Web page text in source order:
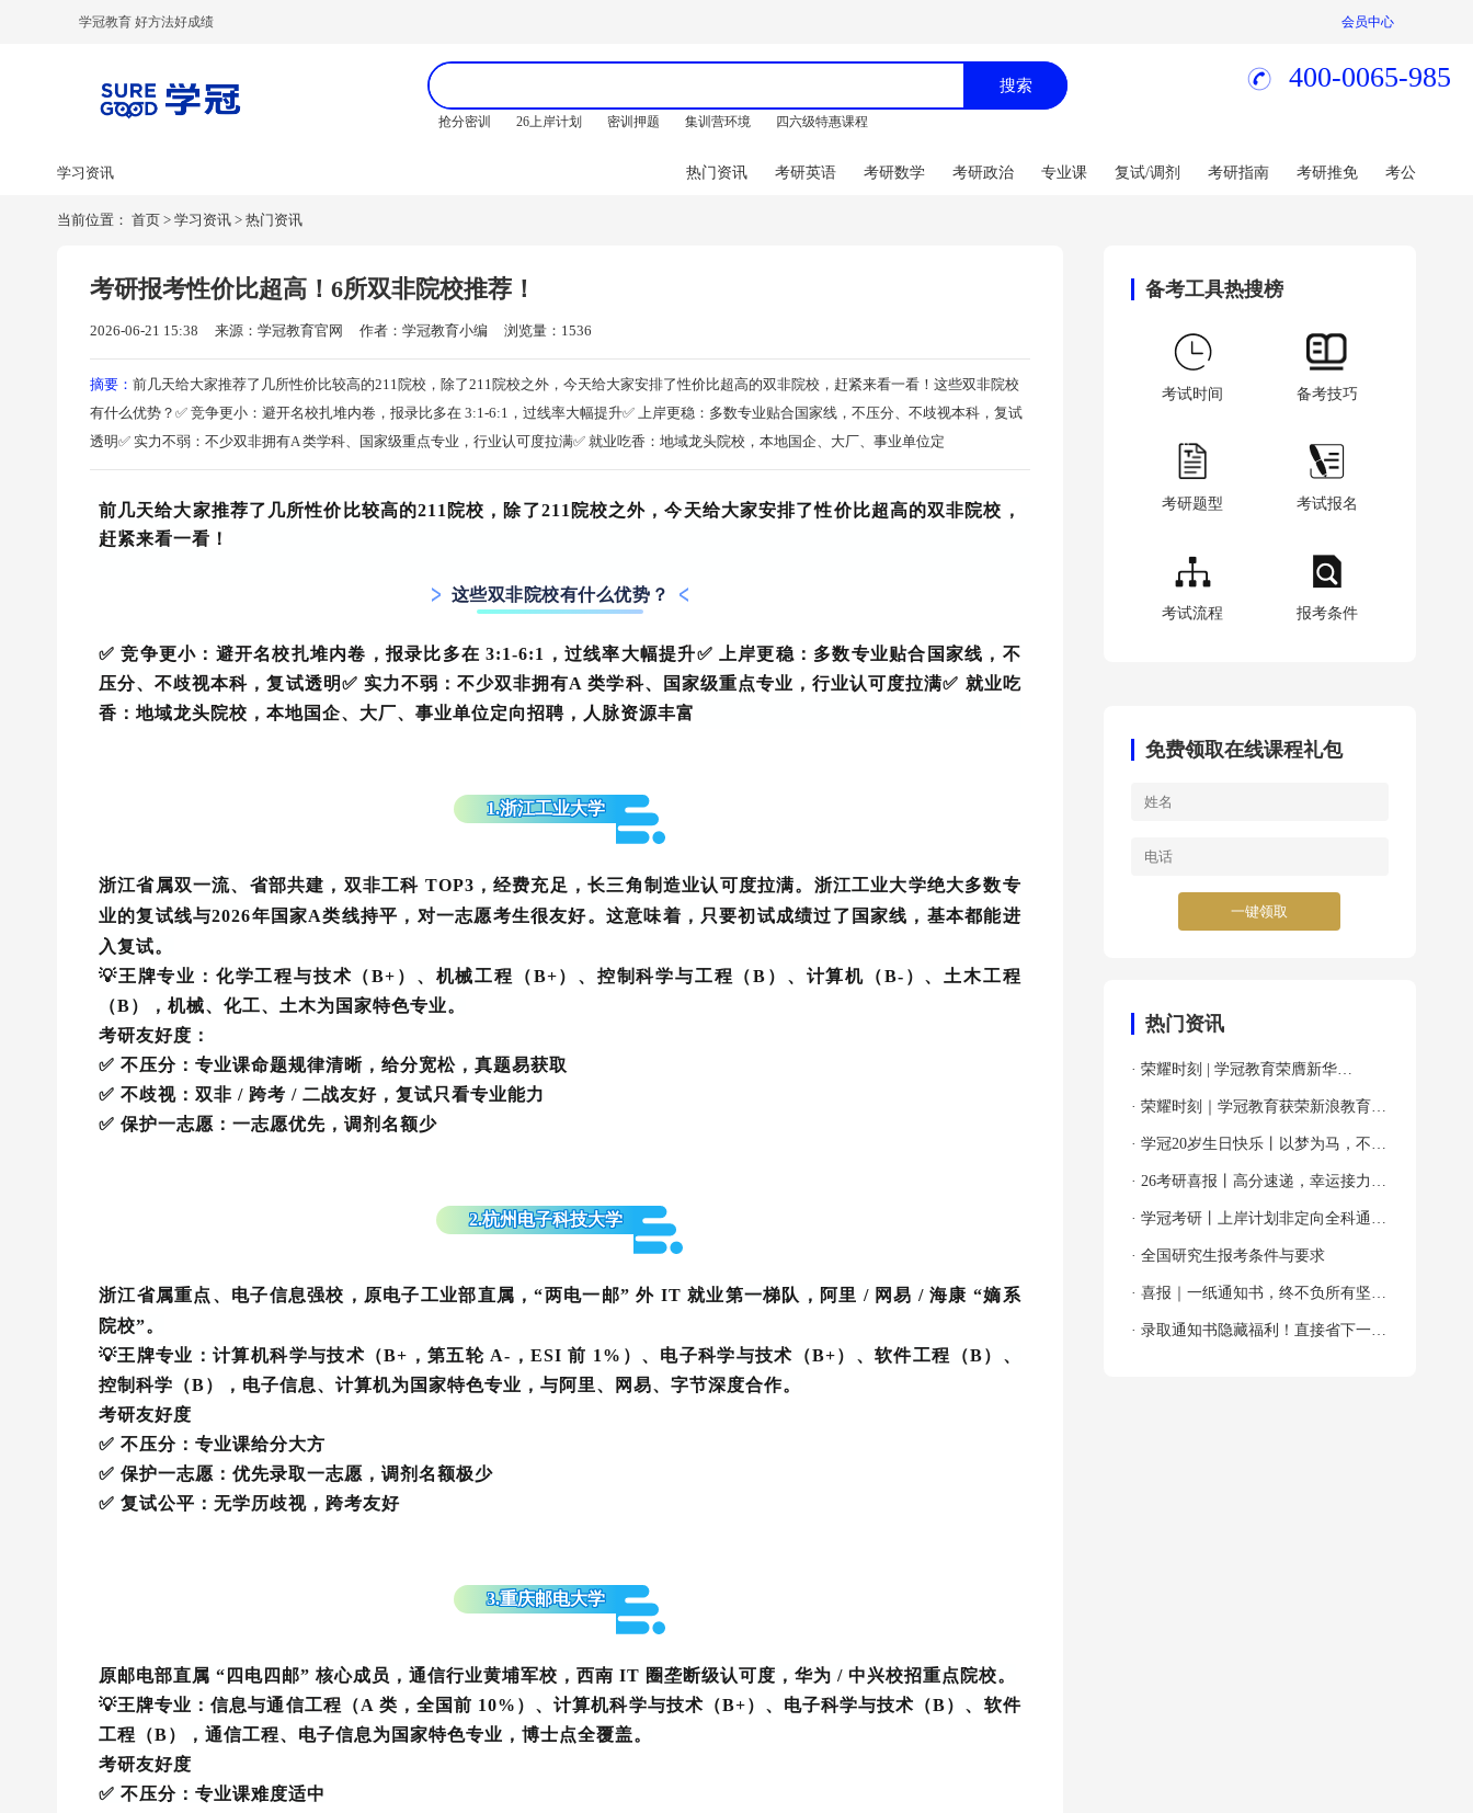
学冠教育 好方法好成绩 会员中心
搜索
抢分密训 26上岸计划 密训押题 集训营环境 四六级特惠课程
400-0065-985
学习资讯 热门资讯 考研英语 考研数学 考研政治 专业课 复试/调剂 考研指南 考研推免 考公
当前位置： 首页 > 学习资讯 > 热门资讯
考研报考性价比超高！6所双非院校推荐！
2026-06-21 15:38 来源：学冠教育官网 作者：学冠教育小编 浏览量：1536
摘要： 前几天给大家推荐了几所性价比较高的211院校，除了211院校之外，今天给大家安排了性价比超高的双非院校，赶紧来看一看！这些双非院校
有什么优势？✅ 竞争更小：避开名校扎堆内卷，报录比多在 3:1-6:1，过线率大幅提升✅ 上岸更稳：多数专业贴合国家线，不压分、不歧视本科，复试
透明✅ 实力不弱：不少双非拥有A 类学科、国家级重点专业，行业认可度拉满✅ 就业吃香：地域龙头院校，本地国企、大厂、事业单位定
前几天给大家推荐了几所性价比较高的211院校，除了211院校之外，今天给大家安排了性价比超高的双非院校，
赶紧来看一看！
这些双非院校有什么优势？
✅竞争更小 ：避开名校扎堆内卷，报录比多在 3:1-6:1，过线率大幅提升✅ 上岸更稳 ：多数专业贴合国家线，不
压分、不歧视本科，复试透明✅ 实力不弱 ：不少双非拥有A 类学科、国家级重点专业 ，行业认可度拉满✅ 就业吃
香 ：地域龙头院校，本地国企、大厂、事业单位定向招聘，人脉资源丰富
1.浙江工业大学
浙江省属双一流、省部共建，双非工科 TOP3，经费充足，长三角制造业认可度拉满。 浙江工业大学绝大多数专
业的复试线与2026年国家A类线持平，对一志愿考生很友好。这意味着，只要初试成绩过了国家线，基本都能进
入复试。
💡王牌专业：化学工程与技术（B+）、机械工程（B+）、控制科学与工程（B）、计算机（B-）、土木工程
（B），机械、化工、土木为国家特色专业。
考研友好度：
✅ 不压分：专业课命题规律清晰，给分宽松，真题易获取
✅ 不歧视：双非 / 跨考 / 二战友好，复试只看专业能力
✅ 保护一志愿：一志愿优先，调剂名额少
2.杭州电子科技大学
浙江省属重点、电子信息强校，原电子工业部直属，“两电一邮” 外 IT 就业第一梯队，阿里 / 网易 / 海康 “嫡系
院校”。
💡王牌专业：计算机科学与技术（B+，第五轮 A-，ESI 前 1%）、电子科学与技术（B+）、软件工程（B）、
控制科学（B），电子信息、计算机为国家特色专业，与阿里、网易、字节深度合作。
考研友好度
✅ 不压分：专业课给分大方
✅ 保护一志愿：优先录取一志愿，调剂名额极少
✅ 复试公平：无学历歧视，跨考友好
3.重庆邮电大学
原邮电部直属 “ 四电四邮” 核心成员，通信行业黄埔军校，西南 IT 圈垄断级认可度，华为 / 中兴校招重点院校。
💡王牌专业：信息与通信工程（A 类，全国前 10%）、计算机科学与技术（B+）、电子科学与技术（B）、软件
工程（B），通信工程、电子信息为国家特色专业，博士点全覆盖。
考研友好度
✅ 不压分：专业课难度适中
备考工具热搜榜
考试时间 备考技巧
考研题型 考试报名
考试流程 报考条件
免费领取在线课程礼包
一键领取
热门资讯
· 荣耀时刻 | 学冠教育荣膺新华
网“2024年度全国教育先锋品牌优秀案
例”殊荣！
· 荣耀时刻｜学冠教育获荣新浪教育
2024年度考研教育领导力品牌！
· 学冠20岁生日快乐丨以梦为马，不负
韶华！
· 26考研喜报丨高分速递，幸运接力，
吸欧气啦～
· 学冠考研丨上岸计划非定向全科通关
班
· 全国研究生报考条件与要求
· 喜报｜一纸通知书，终不负所有坚持
与奔赴！
· 录取通知书隐藏福利！直接省下一大